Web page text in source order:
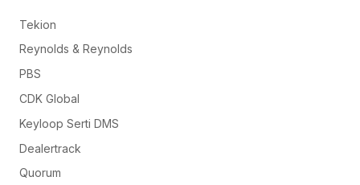
Tekion
Reynolds & Reynolds
PBS
CDK Global
Keyloop Serti DMS
Dealertrack
Quorum